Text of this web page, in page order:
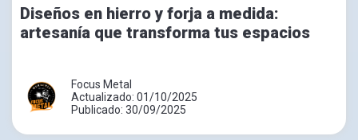
Diseños en hierro y forja a medida:
artesanía que transforma tus espacios
Focus Metal
Actualizado: 01/10/2025
Publicado: 30/09/2025